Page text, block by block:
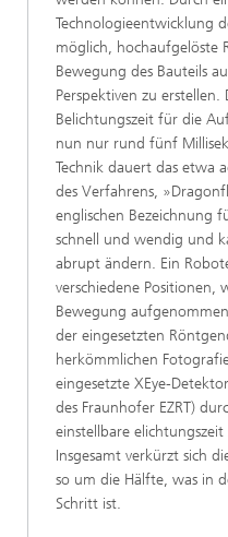
Technologieentwicklung
möglich, hochaufgelöste
Bewegung des Bauteils
Perspektiven zu erstellen.
Belichtungszeit für die
nun nur rund fünf
Technik dauert das etwa
des Verfahrens,
englischen Bezeichnung
schnell und wendig und
abrupt ändern. Ein
verschiedene Positionen,
Bewegung
der eingesetzten
herkömmlichen
eingesetzte XEye-
des Fraunhofer EZRT)
einstellbare
Insgesamt verkürzt sich
so um die Hälfte, was in
Schritt ist.